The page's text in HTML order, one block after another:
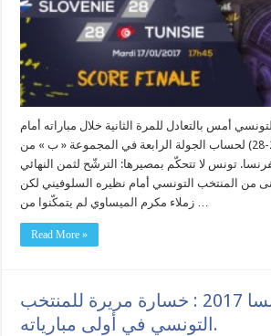
أمس بالتعادل للمرة الثانية خلال مباراته أمام
المنتخب السلوفيني (28-28) لحساب الجولة الرابعة في المجموعة « ب » من
تونس لا تتحكّم بمصيرها: الترشّح لثمن النهائي
من المنتخب التونسي أمام نظيره السلوفيني لكن
Read More »
مونديال فرنسا 2017 : خسارة مريرة للمنتخب
التونسي في أولى مبارياته.